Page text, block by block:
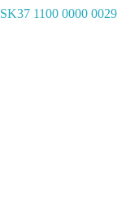
SK37 1100 0000 0029